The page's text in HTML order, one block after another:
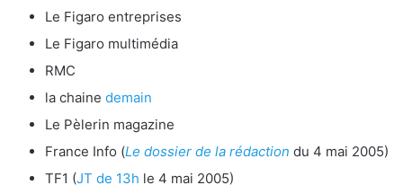
Le Figaro entreprises
Le Figaro multimédia
RMC
la chaine demain
Le Pèlerin magazine
France Info (Le dossier de la rédaction du 4 mai 2005)
TF1 (JT de 13h le 4 mai 2005)